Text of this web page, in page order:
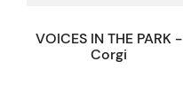
VOICES IN THE PARK -
Corgi